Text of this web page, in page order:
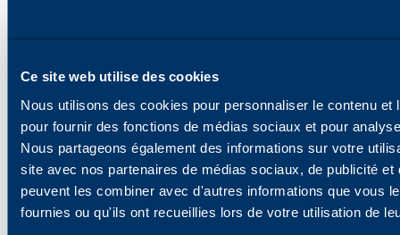
Ce site web utilise des cookies
Nous utilisons des cookies pour personnaliser le contenu et
pour fournir des fonctions de médias sociaux et pour
Nous partageons également des informations sur votre
site avec nos partenaires de médias sociaux, de publicité et
peuvent les combiner avec d'autres informations que vous
fournies ou qu'ils ont recueillies lors de votre utilisation de
Lire la suite
Exposé : Quelle est la différence entre la
luminosité et la blancheur ?
La luminosité et la blancheur ne sont pas la
même chose. La luminosité est la mesure de la
quantité de lumière réfléchie par la surface d'une
feuille de papier - la quantité de lumière. La
blancheur, quant à elle, est la façon dont la
Si la